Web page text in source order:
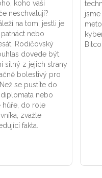
koho vaši
neschvalují?
na tom, jestli je
nebo
Rodičovský
dovede být
silný z jejich strany
bolestivý pro
se pustíte do
nebo
hůře, do role
zvažte
fakta.